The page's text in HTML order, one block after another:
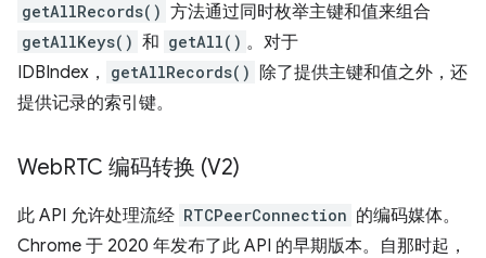
getAllRecords() 方法通过同时枚举主键和值来组合
getAllKeys() 和 getAll() 。对于
IDBIndex，
getAllRecords()
除了提供主键和值之外，还
提供记录的索引键。
WebRTC 编码转换 (V2)
此 API 允许处理流经 RTCPeerConnection 的编码媒体。
Chrome 于 2020 年发布了此 API 的早期版本。自那时起，